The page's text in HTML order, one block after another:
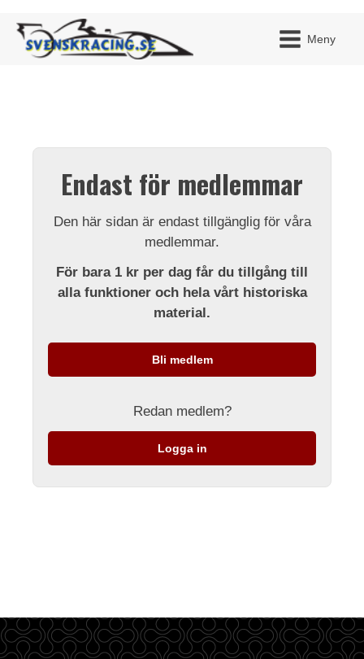
Meny
Endast för medlemmar
Den här sidan är endast tillgänglig för våra
medlemmar.
För bara 1 kr per dag får du tillgång till
alla funktioner och hela vårt historiska
material.
Bli medlem
Redan medlem?
Logga in